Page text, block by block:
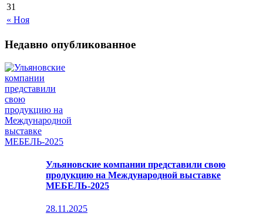
« Ноя
31
Недавно опубликованное
Ульяновские компании представили свою
продукцию на Международной выставке
МЕБЕЛЬ-2025
28.11.2025